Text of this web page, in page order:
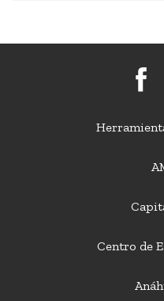
Centro de